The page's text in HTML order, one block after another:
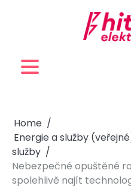
Home
Energie a služby
služby
Nebezpečné opuštěné
spolehlivě najít